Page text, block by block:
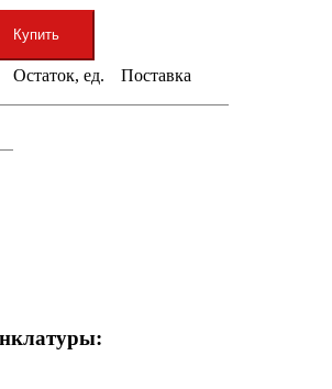
Купить
Остаток, ед. Поставка